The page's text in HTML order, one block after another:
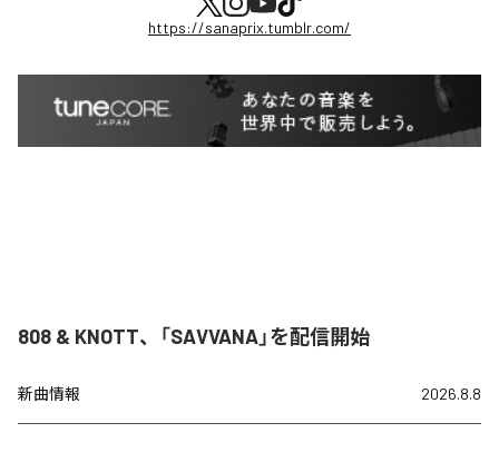
https://sanaprix.tumblr.com/
808 & KNOTT、「SAVVANA」を配信開始
新曲情報 2026.8.8